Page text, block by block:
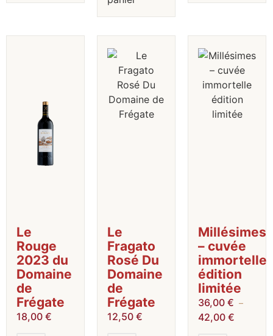
Le
Rouge
2023 du
Domaine
de
Frégate
18,00 €
Le
Fragato
Rosé Du
Domaine
de
Frégate
12,50 €
Millésimes
– cuvée
immortelle
édition
limitée
36,00 € –
42,00 €